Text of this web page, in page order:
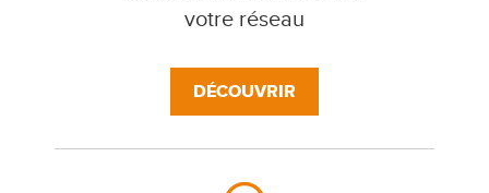
votre réseau
DÉCOUVRIR